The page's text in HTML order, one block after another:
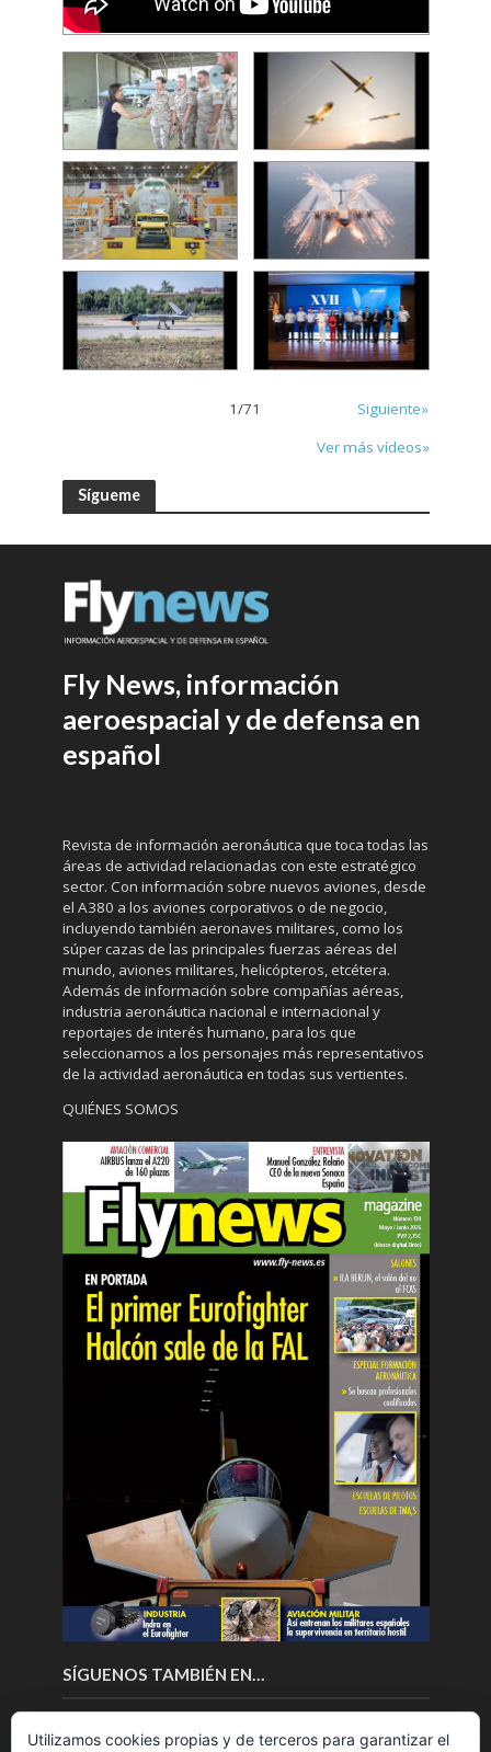
1/71
Siguiente»
Ver más vídeos»
Sígueme
Fly News, información
aeroespacial y de defensa en
español
Revista de información aeronáutica que toca todas las
áreas de actividad relacionadas con este estratégico
sector. Con información sobre nuevos aviones, desde
el A380 a los aviones corporativos o de negocio,
incluyendo también aeronaves militares, como los
súper cazas de las principales fuerzas aéreas del
mundo, aviones militares, helicópteros, etcétera.
Además de información sobre compañías aéreas,
industria aeronáutica nacional e internacional y
reportajes de interés humano, para los que
seleccionamos a los personajes más representativos
de la actividad aeronáutica en todas sus vertientes.
QUIÉNES SOMOS
SÍGUENOS TAMBIÉN EN…
Utilizamos cookies propias y de terceros para garantizar el